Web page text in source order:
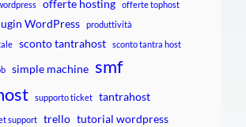
offerte hosting
offerte tophost
WordPress
produttività
sconto tantrahost sconto tantra host
simple machine smf
supporto ticket tantrahost
support trello tutorial wordpress